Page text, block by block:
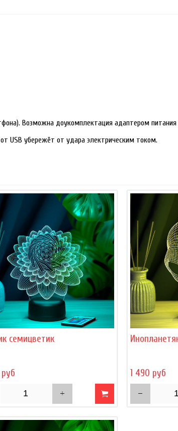
Возможна доукомплектация адаптером
USB убережёт от удара электрическим током.
семицветик
1 490 руб